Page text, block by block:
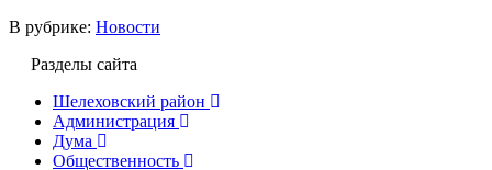
В рубрике: Новости
Разделы сайта
Шелеховский район
Администрация
Дума
Общественность